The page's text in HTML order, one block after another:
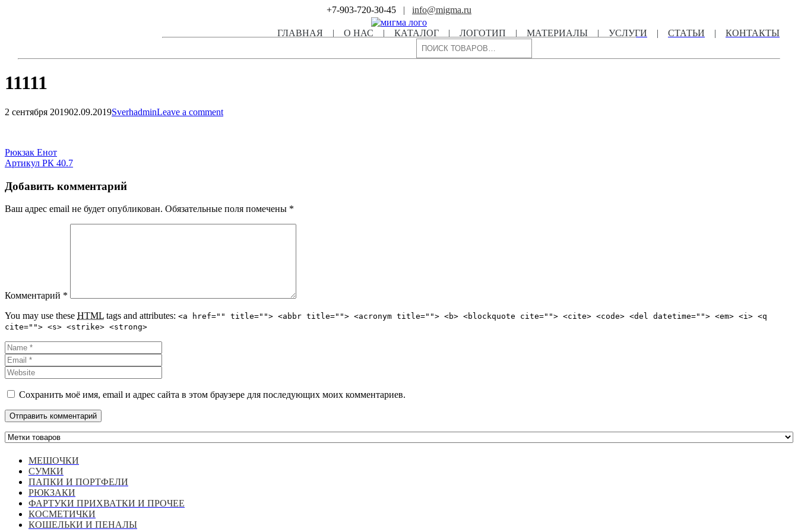
+7-903-720-30-45 | info@migma.ru
ГЛАВНАЯ | О НАС | КАТАЛОГ | ЛОГОТИП | МАТЕРИАЛЫ | УСЛУГИ | СТАТЬИ |
КОНТАКТЫ
Поиск
11111
2 сентября 201902.09.2019SverhadminLeave a comment
записям
Навигация
по
записям
Рюкзак Енот
Артикул РК 40.7
Добавить комментарий
Ваш адрес email не будет опубликован. Обязательные поля помечены *
Комментарий *
You may use these HTML tags and attributes: <a href="" title=""> <abbr title=""> <acronym title=""> <b> <blockquote cite=""> <cite> <code> <del datetime=""> <em> <i> <q
cite=""> <s> <strike> <strong>
Сохранить моё имя, email и адрес сайта в этом браузере для последующих моих комментариев.
МЕШОЧКИ
СУМКИ
ПАПКИ И ПОРТФЕЛИ
РЮКЗАКИ
ФАРТУКИ ПРИХВАТКИ И ПРОЧЕЕ
КОСМЕТИЧКИ
КОШЕЛЬКИ И ПЕНАЛЫ